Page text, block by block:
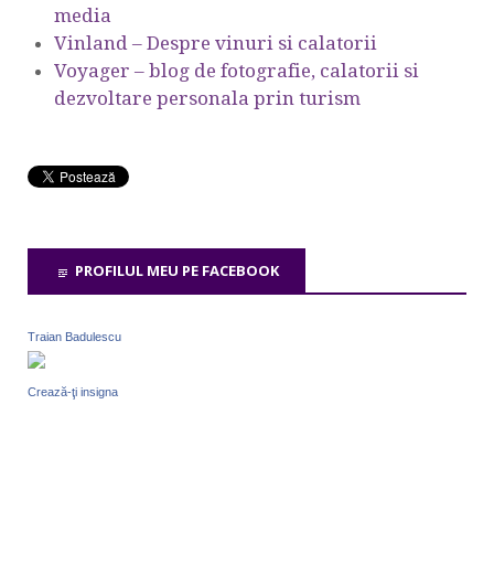
media
Vinland – Despre vinuri si calatorii
Voyager – blog de fotografie, calatorii si
dezvoltare personala prin turism
PROFILUL MEU PE FACEBOOK
Traian Badulescu
Crează-ţi insigna